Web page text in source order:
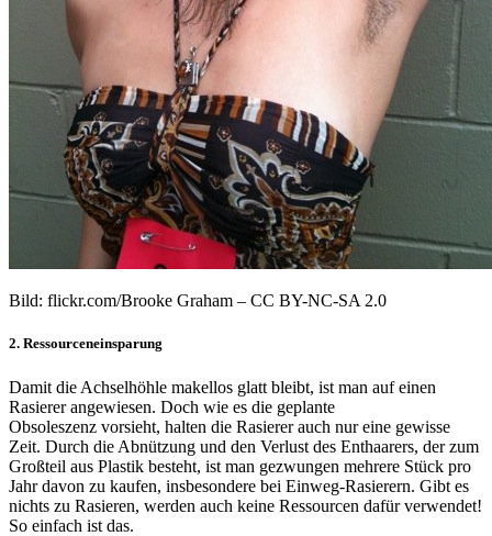
Bild: flickr.com/Brooke Graham – CC BY-NC-SA 2.0
2. Ressourceneinsparung
Damit die Achselhöhle makellos glatt bleibt, ist man auf einen
Rasierer angewiesen. Doch wie es die geplante
Obsoleszenz vorsieht, halten die Rasierer auch nur eine gewisse
Zeit. Durch die Abnützung und den Verlust des Enthaarers, der zum
Großteil aus Plastik besteht, ist man gezwungen mehrere Stück pro
Jahr davon zu kaufen, insbesondere bei Einweg-Rasierern. Gibt es
nichts zu Rasieren, werden auch keine Ressourcen dafür verwendet!
So einfach ist das.